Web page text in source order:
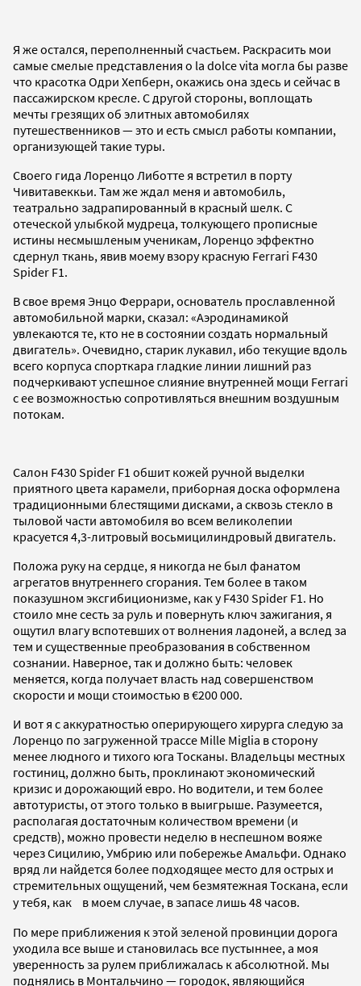
Я же остался, переполненный счастьем. Раскрасить мои
самые смелые представления о la dolce vita могла бы разве
что красотка Одри Хепберн, окажись она здесь и сейчас в
пассажирском кресле. С другой стороны, воплощать
мечты грезящих об элитных автомобилях
путешественников — это и есть смысл работы компании,
организующей такие туры.
Своего гида Лоренцо Либотте я встретил в порту
Чивитавеккьи. Там же ждал меня и автомобиль,
театрально задрапированный в красный шелк. С
отеческой улыбкой мудреца, толкующего прописные
истины несмышленым ученикам, Лоренцо эффектно
сдернул ткань, явив моему взору красную Ferrari F430
Spider F1.
В свое время Энцо Феррари, основатель прославленной
автомобильной марки, сказал: «Аэродинамикой
увлекаются те, кто не в состоянии создать нормальный
двигатель». Очевидно, старик лукавил, ибо текущие вдоль
всего корпуса спорткара гладкие линии лишний раз
подчеркивают успешное слияние внутренней мощи Ferrari
с ее возможностью сопротивляться внешним воздушным
потокам.
Cалон F430 Spider F1 обшит кожей ручной выделки
приятного цвета карамели, приборная доска оформлена
традиционными блестящими дисками, а сквозь стекло в
тыловой части автомобиля во всем великолепии
красуется 4,3-литровый восьмицилиндровый двигатель.
Положа руку на сердце, я никогда не был фанатом
агрегатов внутреннего сгорания. Тем более в таком
показушном эксгибиционизме, как у F430 Spider F1. Но
стоило мне сесть за руль и повернуть ключ зажигания, я
ощутил влагу вспотевших от волнения ладоней, а вслед за
тем и существенные преобразования в собственном
сознании. Наверное, так и должно быть: человек
меняется, когда получает власть над совершенством
скорости и мощи стоимостью в €200 000.
И вот я с аккуратностью оперирующего хирурга следую за
Лоренцо по загруженной трассе Mille Miglia в сторону
менее людного и тихого юга Тосканы. Владельцы местных
гостиниц, должно быть, проклинают экономический
кризис и дорожающий евро. Но водители, и тем более
автотуристы, от этого только в выигрыше. Разумеется,
располагая достаточным количеством времени (и
средств), можно провести неделю в неспешном вояже
через Сицилию, Умбрию или побережье Амальфи. Однако
вряд ли найдется более подходящее место для острых и
стремительных ощущений, чем безмятежная Тоскана, если
у тебя, как в моем случае, в запасе лишь 48 часов.
По мере приближения к этой зеленой провинции дорога
уходила все выше и становилась все пустыннее, а моя
уверенность за рулем приближалась к абсолютной. Мы
поднялись в Монтальчино — городок, являющийся